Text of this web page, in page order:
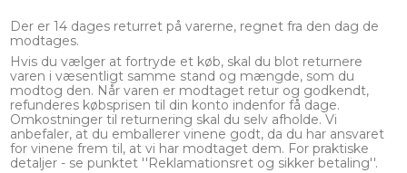
Der er 14 dages returret på varerne, regnet fra den dag de
modtages.
Hvis du vælger at fortryde et køb, skal du blot returnere
varen i væsentligt samme stand og mængde, som du
modtog den. Når varen er modtaget retur og godkendt,
refunderes købsprisen til din konto indenfor få dage.
Omkostninger til returnering skal du selv afholde. Vi
anbefaler, at du emballerer vinene godt, da du har ansvaret
for vinene frem til, at vi har modtaget dem. For praktiske
detaljer - se punktet ''Reklamationsret og sikker betaling''.